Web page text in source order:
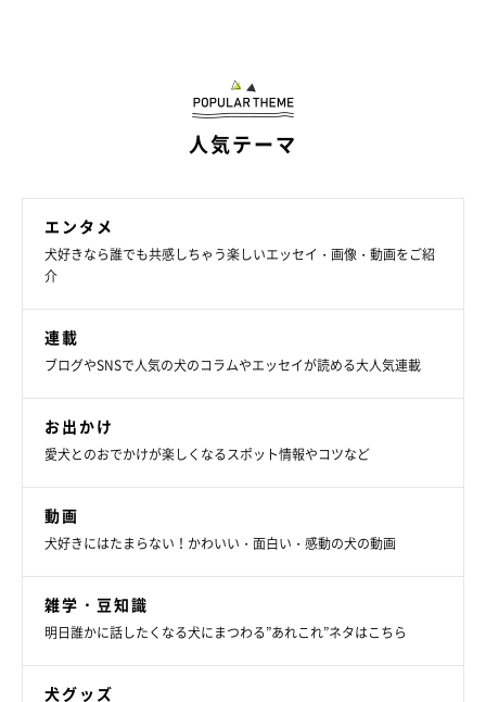
食べることに関しては貪欲だという、モカちゃん。食い意地がスゴいそうで
すが、大好物を目の前にしてもしっかり「マテ」ができる、おりこうさんな
@moca_corgi1015
人気テーマ
エンタメ
犬好きなら誰でも共感しちゃう楽しいエッセイ・画像・動画をご紹
介
連載
ブログやSNSで人気の犬のコラムやエッセイが読める大人気連載
お出かけ
愛犬とのおでかけが楽しくなるスポット情報やコツなど
動画
犬好きにはたまらない！かわいい・面白い・感動の犬の動画
雑学・豆知識
明日誰かに話したくなる犬にまつわる”あれこれ”ネタはこちら
犬グッズ